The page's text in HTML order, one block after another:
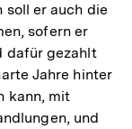
er auch die
sofern er
dafür gezahlt
Jahre hinter
kann, mit
und